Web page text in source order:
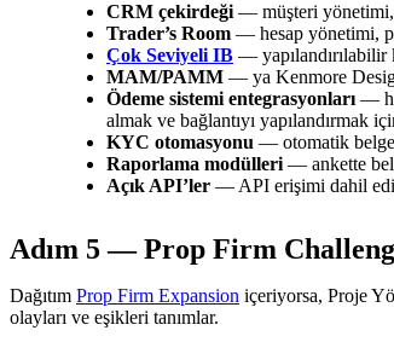
CRM çekirdeği — müşteri yönetimi,
Trader’s Room — hesap yönetimi,
Çok Seviyeli IB — yapılandırılabilir
MAM/PAMM — ya Kenmore
Ödeme sistemi entegrasyonları —
almak ve bağlantıyı yapılandırmak
KYC otomasyonu — otomatik belge
Raporlama modülleri — ankette
Açık API’ler — API erişimi dahil
Adım 5 — Prop Firm
Dağıtım Prop Firm Expansion içeriyorsa, Proje
olayları ve eşikleri tanımlar.